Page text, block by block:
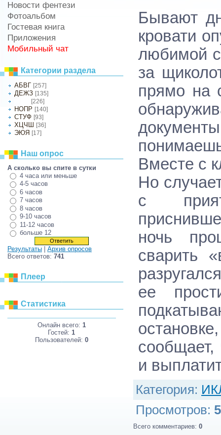
Новости фентези
Фотоальбом
Гостевая книга
Приложения
Мобильный чат
Категории раздела
АБВГ [257]
ДЕЖЗ [135]
[226]
НОПР [140]
СТУФ [93]
ХЦЧШ [36]
ЭЮЯ [17]
Наш опрос
А сколько вы спите в сутки
4 часа или меньше
4-5 часов
6 часов
7 часов
8 часов
9-10 часов
11-12 часов
больше 12
Результаты
Архив опросов
Всего ответов: 741
Плеер
Статистика
Онлайн всего: 1
Гостей:1
Пользователей: 0
Бывают
кровати
любимой
за
прямо на
Вместе с
Но
с
ночь
сварить
ее
сообщает,
и
Категория:
Просмотров:
Всего комментариев: 0